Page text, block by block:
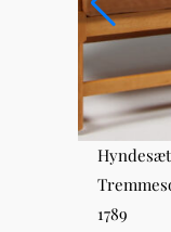
1789